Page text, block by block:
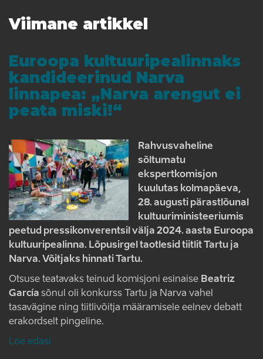
Viimane artikkel
Euroopa kultuuripealinnaks
kandideerinud Narva
linnapea: „Narva arengut ei
peata miski!“
Rahvusvaheline
sõltumatu
ekspertkomisjon
kuulutas kolmapäeva,
28. augusti pärastlõunal
kultuuriministeeriumis
peetud pressikonverentsil välja 2024. aasta Euroopa
kultuuripealinna. Lõpusirgel taotlesid tiitlit Tartu ja
Narva. Võitjaks hinnati Tartu.
Otsuse teatavaks teinud komisjoni esinaise Beatriz
García sõnul oli konkurss Tartu ja Narva vahel
tasavägine ning tiitlivõitja määramisele eelnev debatt
erakordselt pingeline.
Loe edasi